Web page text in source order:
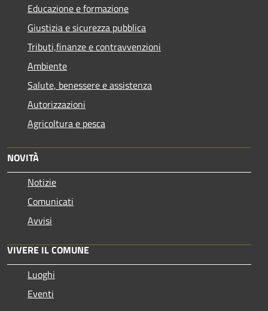
Educazione e formazione
Giustizia e sicurezza pubblica
Tributi,finanze e contravvenzioni
Ambiente
Salute, benessere e assistenza
Autorizzazioni
Agricoltura e pesca
NOVITÀ
Notizie
Comunicati
Avvisi
VIVERE IL COMUNE
Luoghi
Eventi